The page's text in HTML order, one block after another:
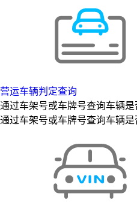
营运车辆判定查询
通过车架号或车牌号查询车辆
通过车架号或车牌号查询车辆